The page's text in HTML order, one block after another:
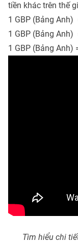
tiền khác trên thế
1 GBP (Bảng
1 GBP (Bảng Anh)
1 GBP (Bảng Anh)
Tìm hiểu chi